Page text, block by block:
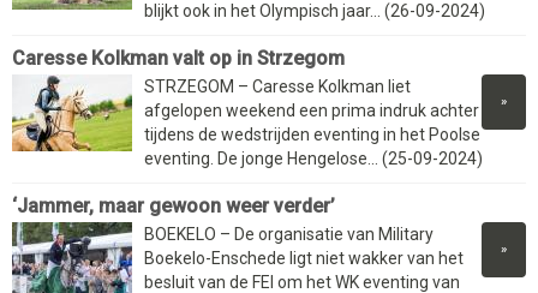
blijkt ook in het Olympisch jaar... (26-09-2024)
Caresse Kolkman valt op in Strzegom
»
STRZEGOM – Caresse Kolkman liet
afgelopen weekend een prima indruk achter
tijdens de wedstrijden eventing in het Poolse
eventing. De jonge Hengelose... (25-09-2024)
‘Jammer, maar gewoon weer verder’
»
BOEKELO – De organisatie van Military
Boekelo-Enschede ligt niet wakker van het
besluit van de FEI om het WK eventing van